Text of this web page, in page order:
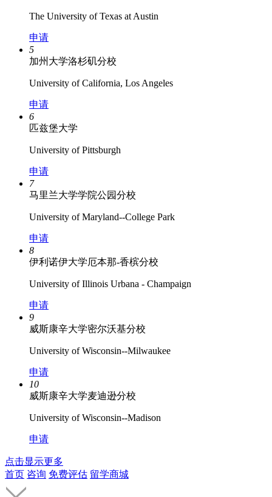
The University of Texas at Austin
申请
5
加州大学洛杉矶分校
University of California, Los Angeles
申请
6
匹兹堡大学
University of Pittsburgh
申请
7
马里兰大学学院公园分校
University of Maryland--College Park
申请
8
伊利诺伊大学厄本那-香槟分校
University of Illinois Urbana - Champaign
申请
9
威斯康辛大学密尔沃基分校
University of Wisconsin--Milwaukee
申请
10
威斯康辛大学麦迪逊分校
University of Wisconsin--Madison
申请
点击显示更多
首页 咨询 免费评估 留学商城